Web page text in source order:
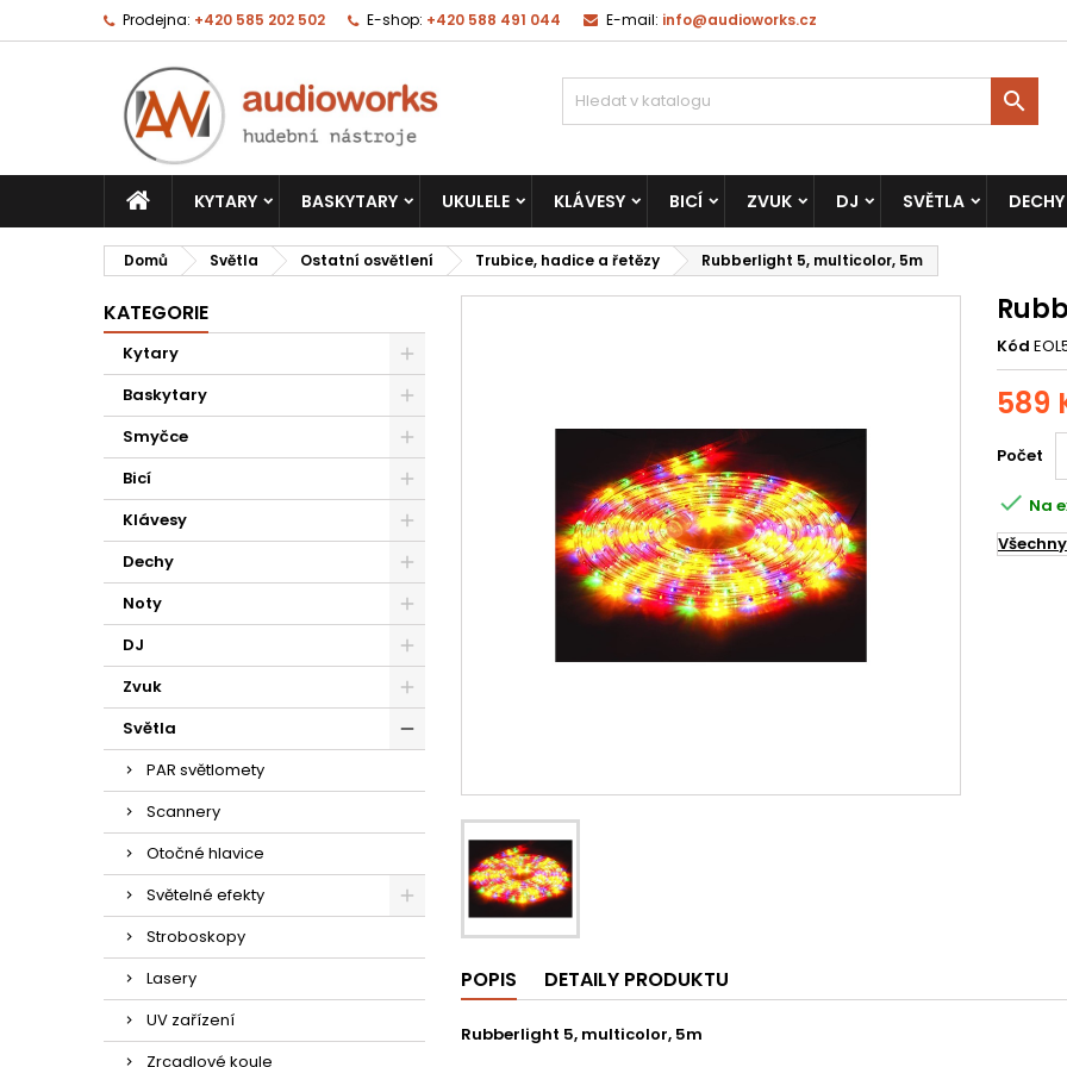
Prodejna: +420 585 202 502 E-shop: +420 588 491 044 E-mail: info@audioworks.cz

KYTARY BASKYTARY UKULELE KLÁVESY BICÍ ZVUK DJ SVĚTLA DECHY
Domů Světla Ostatní osvětlení Trubice, hadice a řetězy Rubberlight 5, multicolor, 5m
KATEGORIE
Kytary
Baskytary
Smyčce
Bicí
Klávesy
Dechy
Noty
DJ
Zvuk
Světla
PAR světlomety
Scannery
Otočné hlavice
Světelné efekty
Stroboskopy
Lasery
UV zařízení
Zrcadlové koule
Kód
589
Počet
 Na
POPIS DETAILY PRODUKTU
Rubberlight 5, multicolor, 5m